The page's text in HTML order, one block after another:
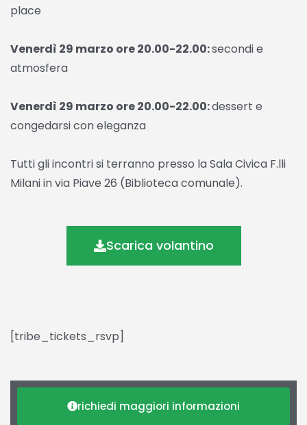
place
Venerdì 29 marzo ore 20.00-22.00:secondi e
atmosfera
Venerdì 29 marzo ore 20.00-22.00:dessert e
congedarsi con eleganza
Tutti gli incontri si terranno presso la Sala Civica F.lli
Milani in via Piave 26 (Biblioteca comunale).
Scarica volantino
[tribe_tickets_rsvp]
richiedi maggiori informazioni